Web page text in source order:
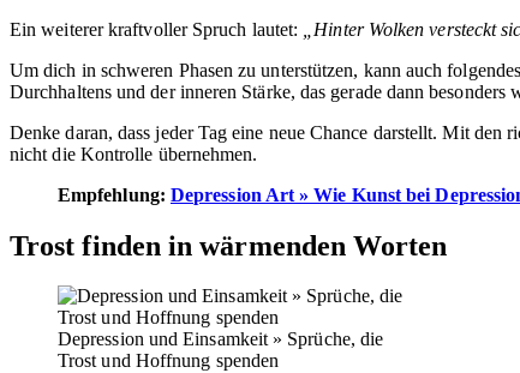
Ein weiterer kraftvoller Spruch lautet:
„Hinter Wolken versteckt
Um dich in schweren Phasen zu unterstützen, kann auch
Durchhaltens und der inneren Stärke, das gerade dann besonders
Denke daran, dass jeder Tag eine neue Chance darstellt. Mit
nicht die Kontrolle übernehmen.
Empfehlung: Depression Art » Wie Kunst bei
Trost finden in wärmenden Worten
Depression und Einsamkeit » Sprüche, die
Trost und Hoffnung spenden